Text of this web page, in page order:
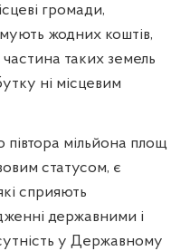
громади,
жодних коштів,
частина таких земель
ні місцевим
півтора мільйона площ
статусом, є
сприяють
державними і
у Державному